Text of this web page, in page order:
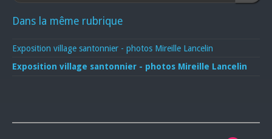
Dans la même rubrique
Exposition village santonnier - photos Mireille Lancelin
Exposition village santonnier - photos Mireille Lancelin